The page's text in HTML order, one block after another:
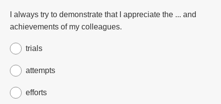
I always try to demonstrate that I appreciate the ... and
achievements of my colleagues.
trials
attempts
efforts